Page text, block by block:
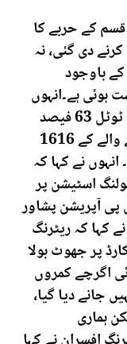
قسم کے حربے کا
دی گئی، نہ
کے باوجود
ہوئی ہے۔انہوں
نے کہا کہ میرے 25116 ووٹ تھے جو ٹوٹل 63 فیصد
ووٹ بنتے ہیں اور پانچ ویں نمبر پر آنے والے کے 1616
انہوں نے کہا کہ
66 پولنگ اسٹیشن میں سے 63 پولنگ اسٹیشن پر
آپریشن پشاور
کہا کہ ریٹرنگ
پر جھوٹ بولا
اگرچے کمروں
جانے دیا گیا،
ہماری